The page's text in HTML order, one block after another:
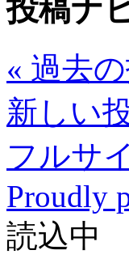
投稿ナ
« 過去
新しい
フルサ
Proudly
読込中